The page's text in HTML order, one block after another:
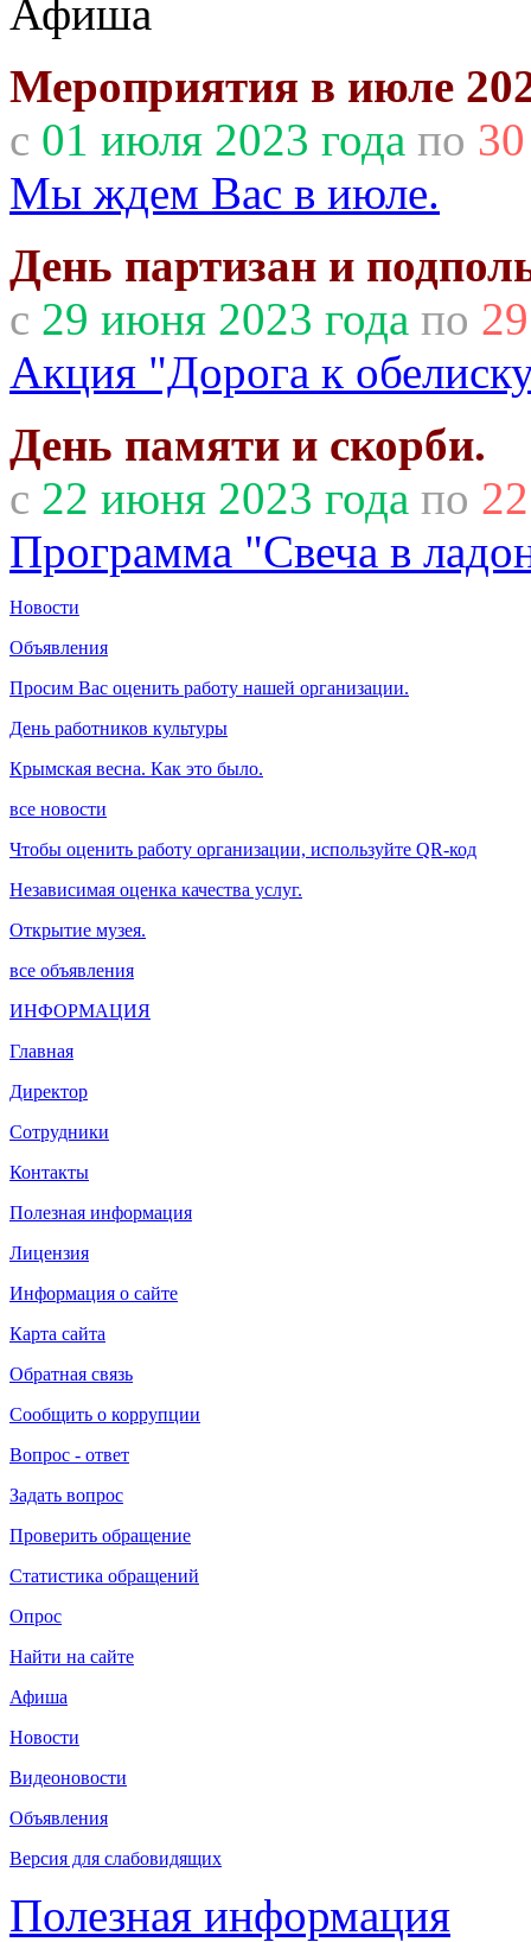
Афиша
Мероприятия в июле
с 01 июля 2023 года по
Мы ждем Вас в июле.
День партизан и
с 29 июня 2023 года по
Акция "Дорога к
День памяти и скорби.
с 22 июня 2023 года по
Программа "Свеча в
Новости
Объявления
Просим Вас оценить работу нашей организации.
День работников культуры
Крымская весна. Как это было.
все новости
Чтобы оценить работу организации, используйте QR-код
Независимая оценка качества услуг.
Открытие музея.
все объявления
ИНФОРМАЦИЯ
Главная
Директор
Сотрудники
Контакты
Полезная информация
Лицензия
Информация о сайте
Карта сайта
Обратная связь
Сообщить о коррупции
Вопрос - ответ
Задать вопрос
Проверить обращение
Статистика обращений
Опрос
Найти на сайте
Афиша
Новости
Видеоновости
Объявления
Версия для слабовидящих
Полезная информация